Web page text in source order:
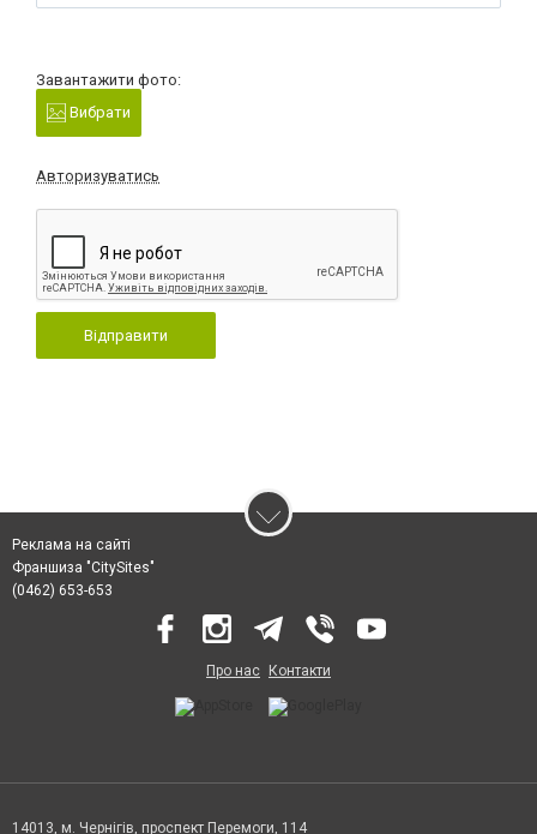
Завантажити фото:
Вибрати
Авторизуватись
Відправити
Реклама на сайті
Франшиза "CitySites"
(0462) 653-653
Про нас Контакти
14013, м. Чернігів, проспект Перемоги, 114